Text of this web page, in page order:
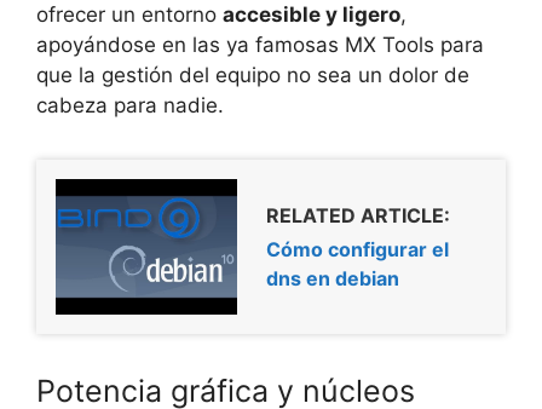
ofrecer un entorno accesible y ligero,
apoyándose en las ya famosas MX Tools para
que la gestión del equipo no sea un dolor de
cabeza para nadie.
RELATED ARTICLE:
Cómo configurar el
dns en debian
Potencia gráfica y núcleos